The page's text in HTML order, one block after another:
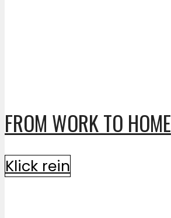
FROM WORK TO HOME
Klick rein